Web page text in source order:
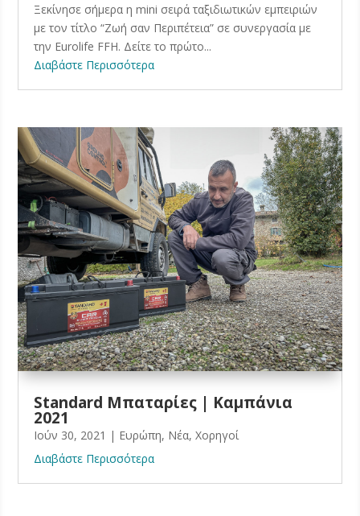
Ξεκίνησε σήμερα η mini σειρά ταξιδιωτικών εμπειριών
με τον τίτλο “Ζωή σαν Περιπέτεια” σε συνεργασία με
την Eurolife FFH. Δείτε το πρώτο...
Διαβάστε Περισσότερα
Standard Μπαταρίες | Καμπάνια
2021
Ιούν 30, 2021 | Ευρώπη, Νέα,Χορηγοί
Διαβάστε Περισσότερα